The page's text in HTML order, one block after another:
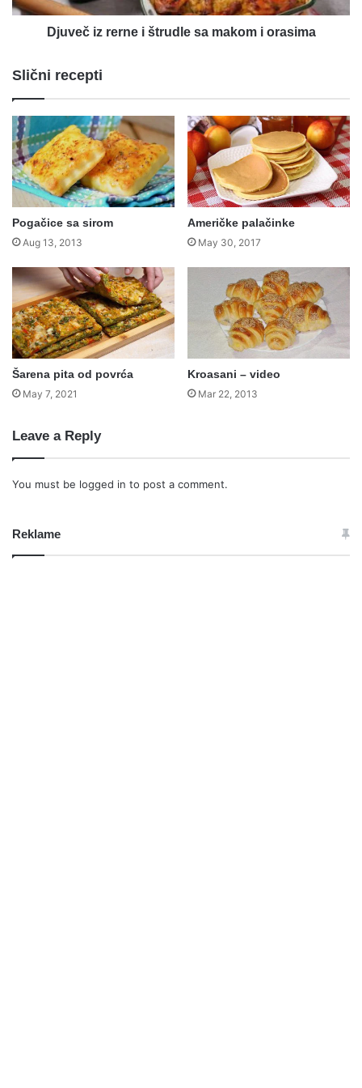
orasima
Djuveč iz rerne i štrudle sa makom i orasima
Slični recepti
Pogačice sa sirom
Aug 13, 2013
Američke palačinke
May 30, 2017
Šarena pita od povrća
May 7, 2021
Kroasani – video
Mar 22, 2013
Leave a Reply
You must be logged in to post a comment.
Reklame